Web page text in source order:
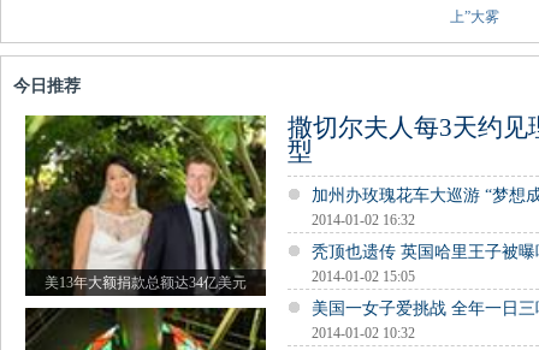
上”大雾
今日推荐
美13年大额捐款总额达34亿美元
撒切尔夫人每3天约见
型
加州办玫瑰花车大巡游 “梦想
2014-01-02 16:32
秃顶也遗传 英国哈里王子被
2014-01-02 15:05
美国一女子爱挑战 全年一日
2014-01-02 10:32